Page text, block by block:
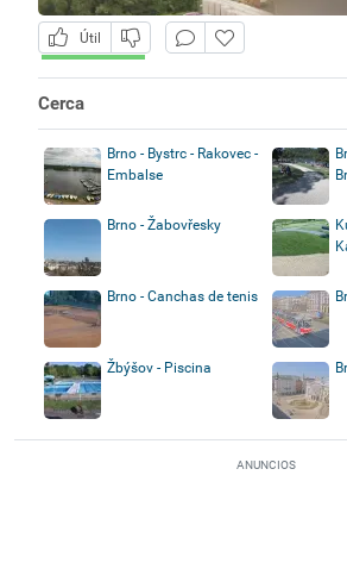
Útil
Cerca
Brno - Bystrc - Rakovec -
Embalse
Brno - Žabovřesky
Brno - Canchas de tenis
Žbýšov - Piscina
ANUNCIOS